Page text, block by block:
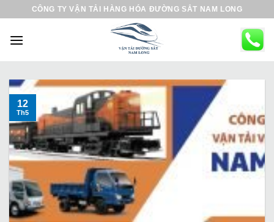
CÔNG TY VẬN TẢI HÀNG HÓA ĐƯỜNG SẮT NAM LONG
12
Th5